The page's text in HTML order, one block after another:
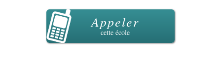
Appeler
cette école